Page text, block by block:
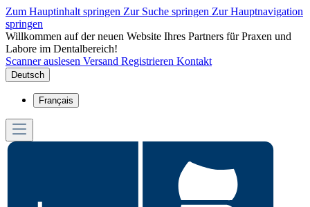
Zum Hauptinhalt springen Zur Suche springen Zur Hauptnavigation
springen
Willkommen auf der neuen Website Ihres Partners für Praxen und
Labore im Dentalbereich!
Scanner auslesen Versand Registrieren Kontakt
Deutsch
Français